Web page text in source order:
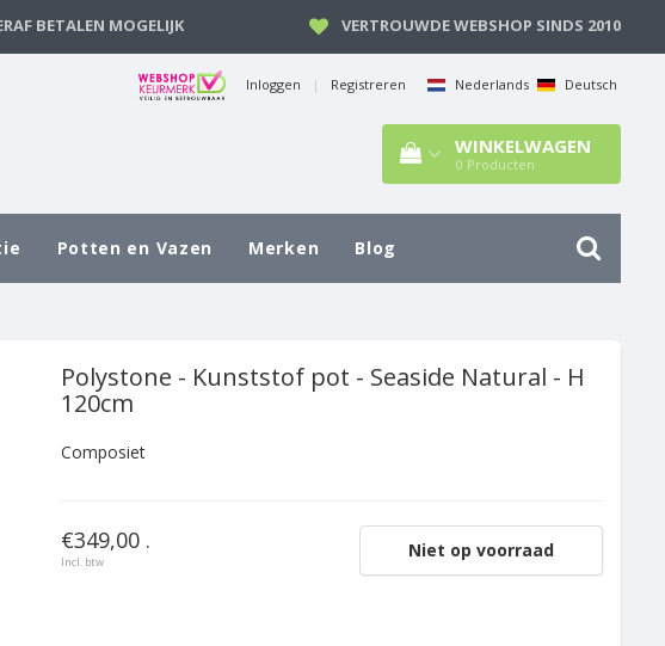
BETALEN MOGELIJK VERTROUWDE WEBSHOP SINDS 2010
Inloggen | Registreren Nederlands Deutsch
WINKELWAGEN
0 Producten
Potten en Vazen Merken Blog
Polystone - Kunststof pot - Seaside Natural - H
120cm
Composiet
€349,00 .
Incl. btw
Niet op voorraad